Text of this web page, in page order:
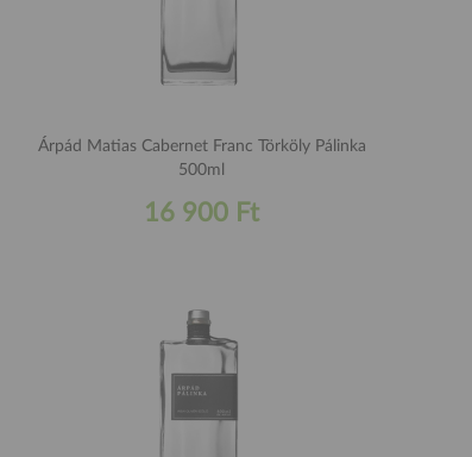
Árpád Matias Cabernet Franc Törköly Pálinka
500ml
16 900 Ft